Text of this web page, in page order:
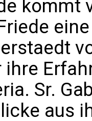
kommt
ihre
Sr.
aus